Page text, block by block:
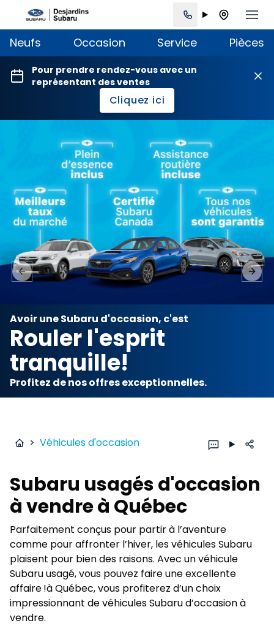
Neufs Occasion Service Pièces
Pour prendre rendez-vous avec un
représentant des ventes
Cliquez ici
Avoir une Subaru d'occasion, c'est
Rouler l'esprit
tranquille!
Profitez de nos offres exceptionnelles.
Previous slide Next
> Véhicules d'occasion
Subaru usagés d'occasion
à vendre à Québec
Parfaitement conçus pour partir à l’aventure
comme pour affronter l’hiver, les véhicules Subaru
plaisent pour bien des raisons. Avec un véhicule
Subaru usagé, vous pouvez faire une excellente
affaire !à Québec, vous profiterez d’un choix
impressionnant de véhicules Subaru d’occasion à
vendre.